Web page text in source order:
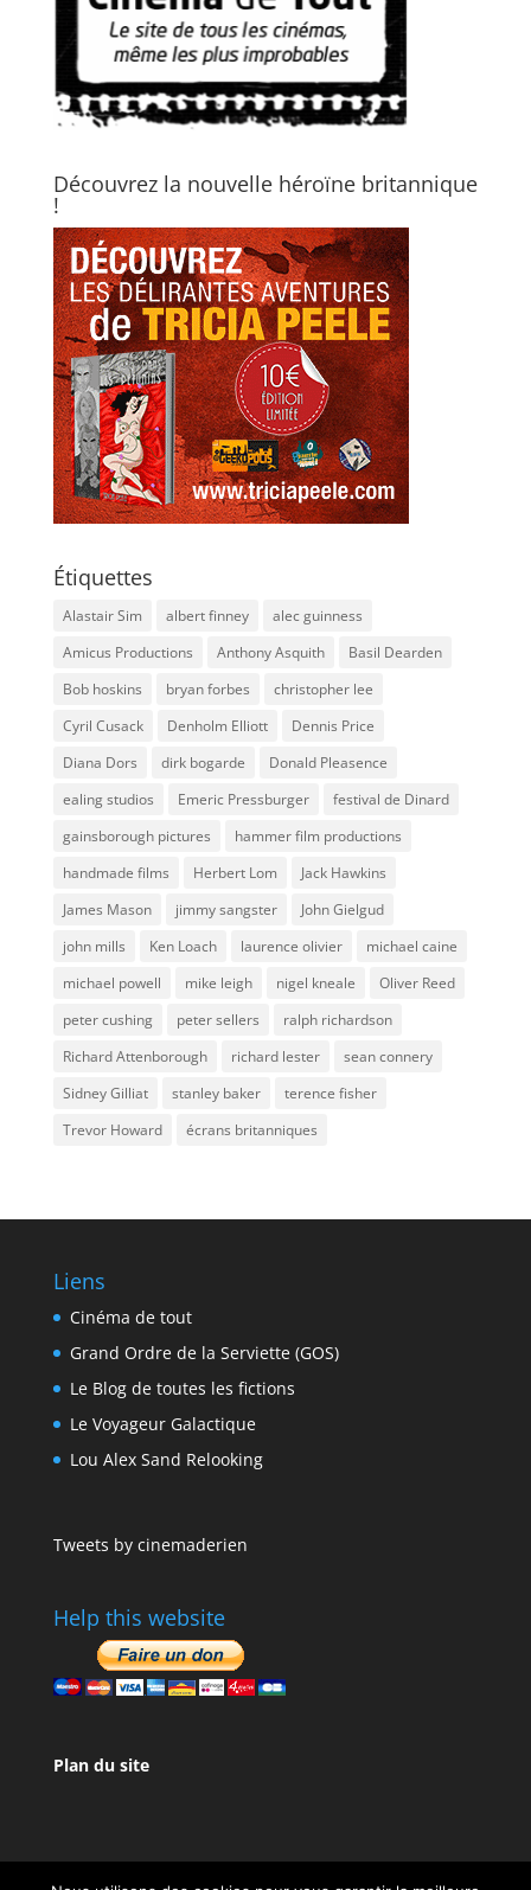
Découvrez la nouvelle héroïne britannique
!
Étiquettes
Alastair Sim albert finney
alec guinness
Amicus Productions
Anthony Asquith
Basil Dearden
Bob hoskins
bryan forbes
christopher lee
Cyril Cusack
Denholm Elliott
Dennis Price
Diana Dors
dirk bogarde
Donald Pleasence
ealing studios
Emeric Pressburger
festival de Dinard
gainsborough pictures
hammer film productions
handmade films
Herbert Lom
Jack Hawkins
James Mason
jimmy sangster
John Gielgud
john mills
Ken Loach laurence olivier
michael caine
michael powell
mike leigh nigel kneale
Oliver Reed
peter cushing
peter sellers
ralph richardson
Richard Attenborough
richard lester
sean connery
Sidney Gilliat
stanley baker
terence fisher
Trevor Howard
écrans britanniques
Liens
Cinéma de tout
Grand Ordre de la Serviette (GOS)
Le Blog de toutes les fictions
Le Voyageur Galactique
Lou Alex Sand Relooking
Tweets by cinemaderien
Help this website
Plan du site